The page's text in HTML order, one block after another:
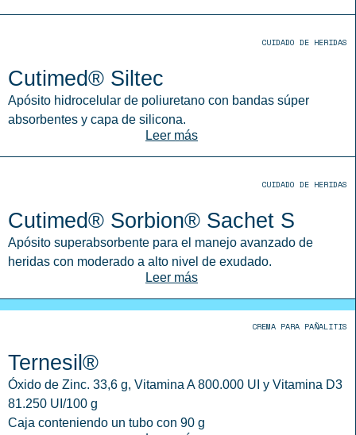
CUIDADO DE HERIDAS
Cutimed® Siltec
Apósito hidrocelular de poliuretano con bandas súper
absorbentes y capa de silicona.
Leer más
CUIDADO DE HERIDAS
Cutimed® Sorbion® Sachet S
Apósito superabsorbente para el manejo avanzado de
heridas con moderado a alto nivel de exudado.
Leer más
CREMA PARA PAÑALITIS
Ternesil®
Óxido de Zinc. 33,6 g, Vitamina A 800.000 UI y Vitamina D3
81.250 UI/100 g
Caja conteniendo un tubo con 90 g